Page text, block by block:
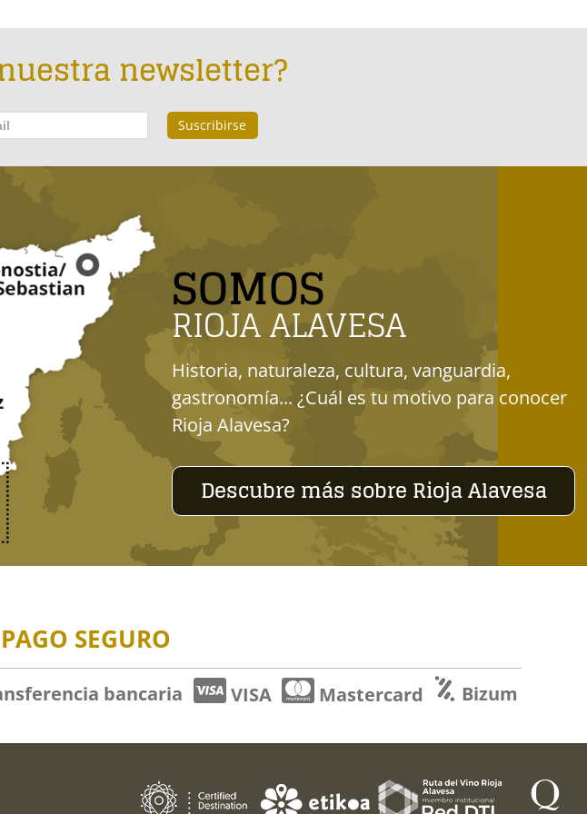
newsletter?
SOMOS
RIOJA ALAVESA
Historia, naturaleza, cultura, vanguardia,
gastronomía... ¿Cuál es tu motivo para conocer
Rioja Alavesa?
Descubre más sobre Rioja Alavesa
SEGURO
bancaria VISA Mastercard Bizum